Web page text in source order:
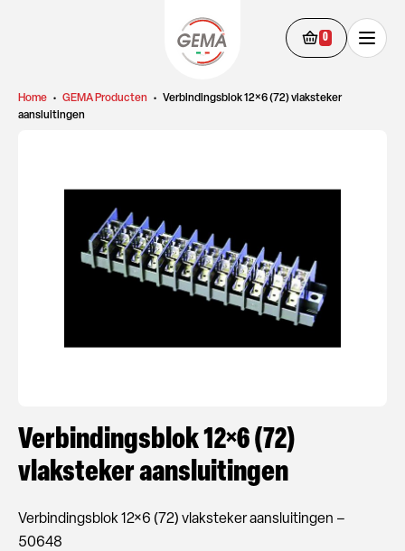
0
Home • GEMA Producten • Verbindingsblok 12×6 (72) vlaksteker
aansluitingen
Verbindingsblok 12×6 (72)
vlaksteker aansluitingen
Verbindingsblok 12×6 (72) vlaksteker aansluitingen –
50648